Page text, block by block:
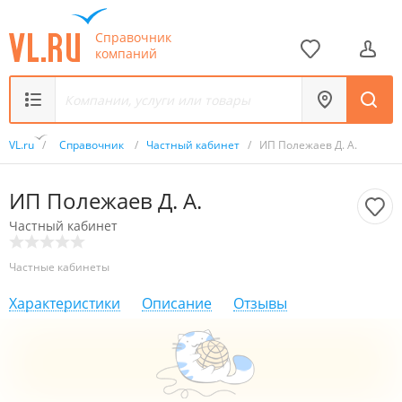
Справочник
компаний
VL.ru / Справочник / Частный кабинет / ИП Полежаев Д. А.
ИП Полежаев Д. А.
Частный кабинет
Частные кабинеты
Характеристики Описание Отзывы